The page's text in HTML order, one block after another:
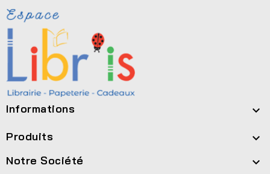
Informations 
Produits 
Notre Société 